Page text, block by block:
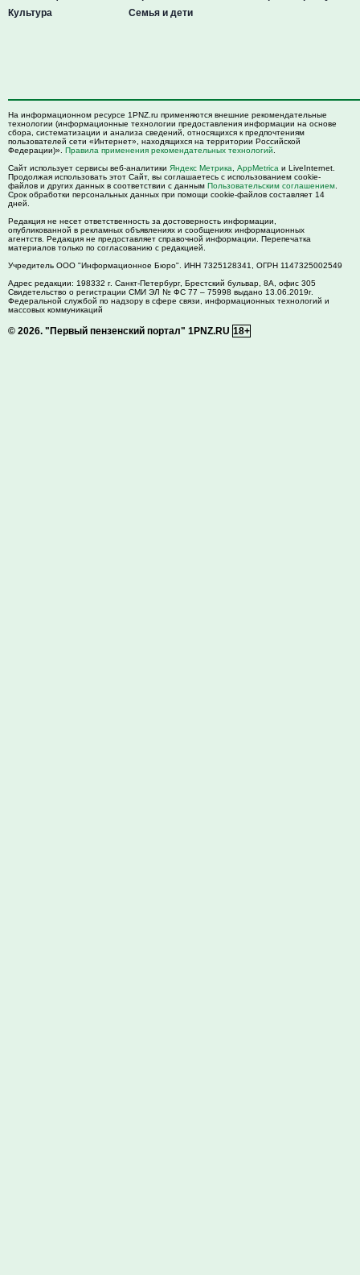
Культура
Семья и дети
На информационном ресурсе 1PNZ.ru применяются внешние рекомендательные
технологии (информационные технологии предоставления информации на основе
сбора, систематизации и анализа сведений, относящихся к предпочтениям
пользователей сети «Интернет», находящихся на территории Российской
Федерации)». Правила применения рекомендательных технологий
Сайт использует сервисы веб-аналитики Яндекс Метрика AppMetrica и LiveInternet.
Продолжая использовать этот Сайт, вы соглашаетесь с использованием cookie-
файлов и других данных в соответствии с данным Пользовательским соглашением
Срок обработки персональных данных при помощи cookie-файлов составляет 14
дней.
Редакция не несет ответственность за достоверность информации,
опубликованной в рекламных объявлениях и сообщениях информационных
агентств. Редакция не предоставляет справочной информации. Перепечатка
материалов только по согласованию с редакцией.
Учредитель ООО "Информационное Бюро". ИНН 7325128341, ОГРН 1147325002549
Адрес редакции: 198332 г. Санкт-Петербург, Брестский бульвар, 8А, офис 305
Свидетельство о регистрации СМИ ЭЛ № ФС 77 – 75998 выдано 13.06.2019г.
Федеральной службой по надзору в сфере связи, информационных технологий и
массовых коммуникаций
© 2026. "Первый пензенский портал" 1PNZ.RU 18+